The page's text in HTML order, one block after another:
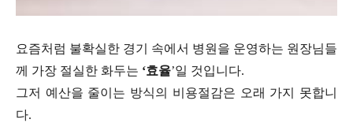
요즘처럼 불확실한 경기 속에서 병원을 운영하는 원장님들
께 가장 절실한 화두는 ‘효율’일 것입니다.
그저 예산을 줄이는 방식의 비용절감은 오래 가지 못합니
다.